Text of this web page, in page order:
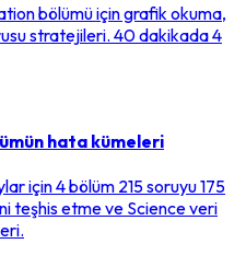
bölümü için grafik okuma,
stratejileri. 40 dakikada 4
hata kümeleri
için 4 bölüm 215 soruyu 175
teşhis etme ve Science veri